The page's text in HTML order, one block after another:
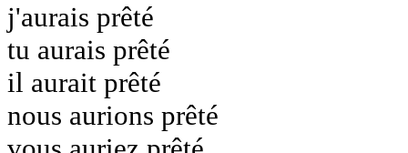
j'aurais prêté
tu aurais prêté
il aurait prêté
nous aurions prêté